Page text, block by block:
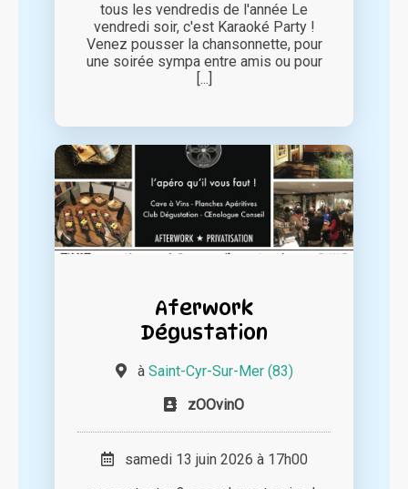
tous les vendredis de l'année Le
vendredi soir, c'est Karaoké Party !
Venez pousser la chansonnette, pour
une soirée sympa entre amis ou pour
[...]
Aferwork
Dégustation
à Saint-Cyr-Sur-Mer (83)
zOOvinO
samedi 13 juin 2026 à 17h00